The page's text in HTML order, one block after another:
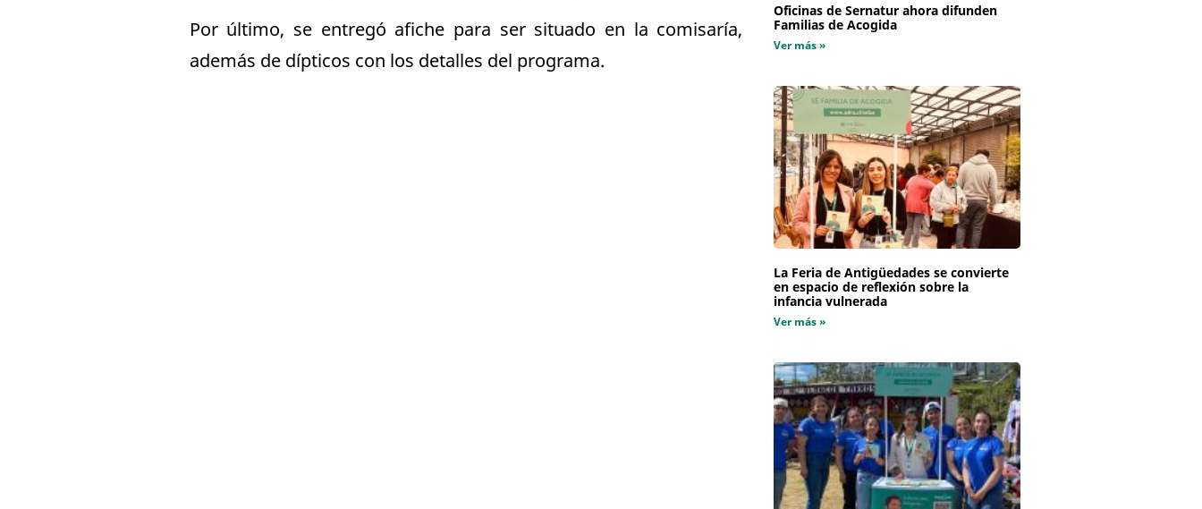
Por último, se entregó afiche para ser situado en la comisaría,
además de dípticos con los detalles del programa.
Oficinas de Sernatur ahora difunden
Familias de Acogida
Ver más »
La Feria de Antigüedades se convierte
en espacio de reflexión sobre la
infancia vulnerada
Ver más »